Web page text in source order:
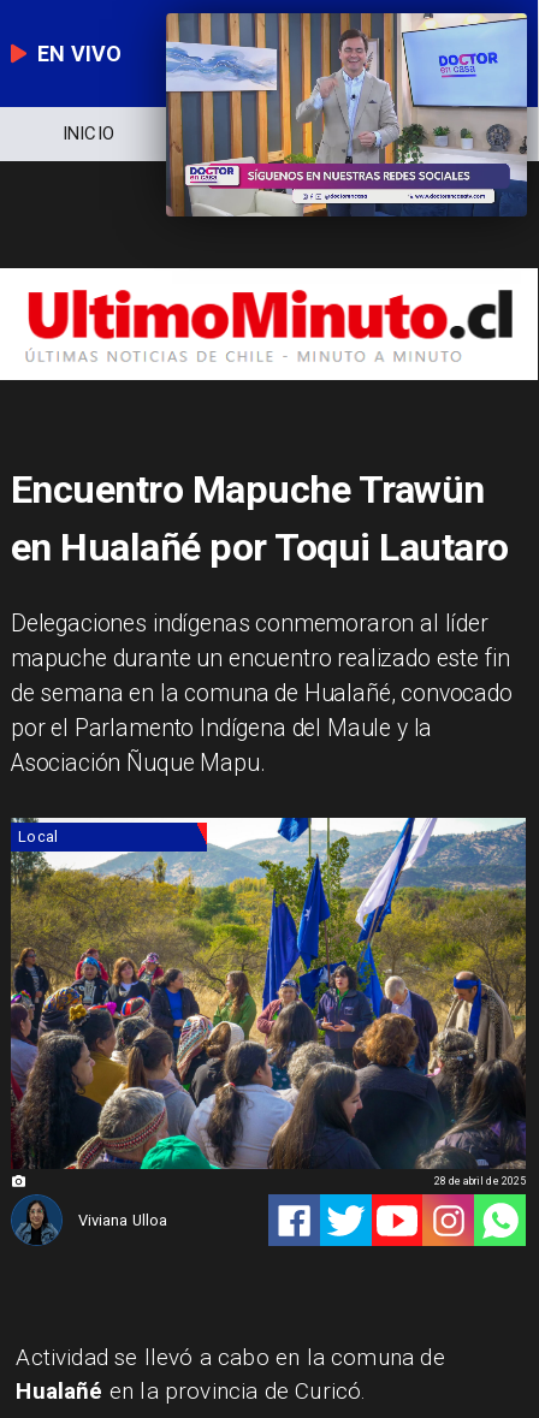
EN VIVO
NOTICIERO POLÍTICA ECONOMÍA
Encuentro Mapuche Trawün
en Hualañé por Toqui Lautaro
Delegaciones indígenas conmemoraron al líder
mapuche durante un encuentro realizado este fin
de semana en la comuna de Hualañé, convocado
por el Parlamento Indígena del Maule y la
Asociación Ñuque Mapu.
Local
Viviana Ulloa
28 de abril de 2025
Actividad se llevó a cabo en la comuna de
Hualañé en la provincia de Curicó.